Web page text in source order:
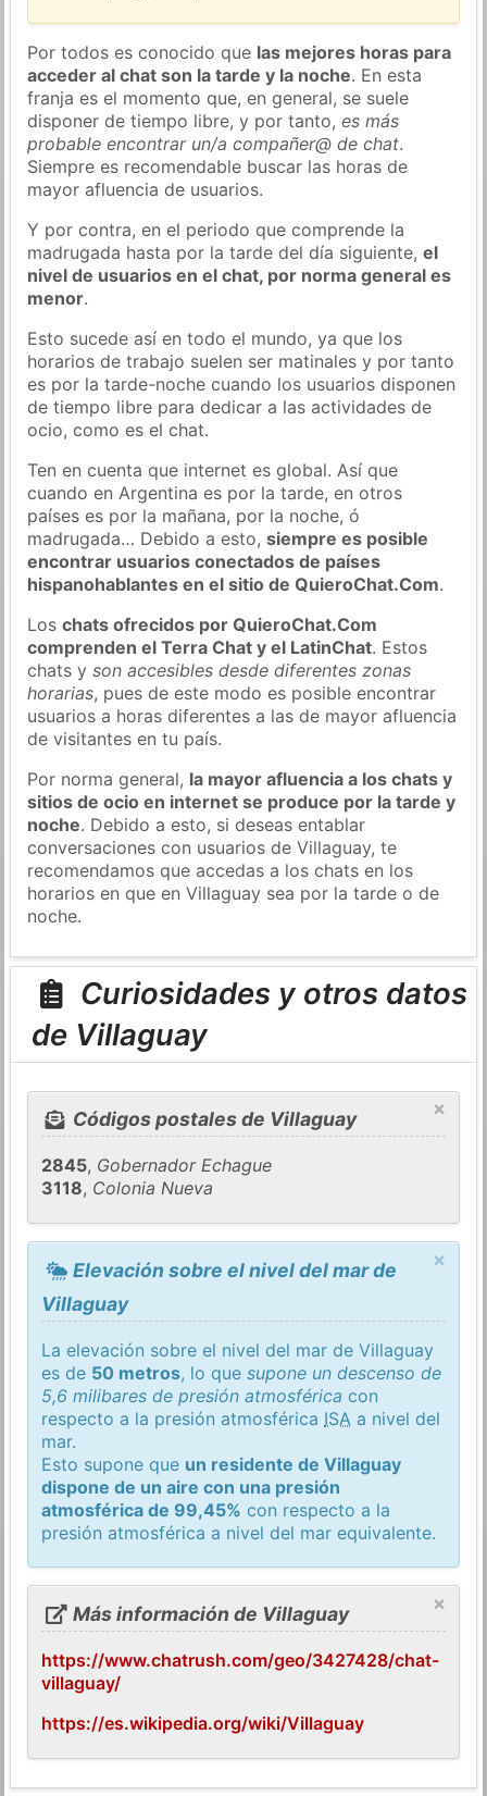
Por todos es conocido que las mejores horas para
acceder al chat son la tarde y la noche. En esta
franja es el momento que, en general, se suele
disponer de tiempo libre, y por tanto,es más
probable encontrar un/a compañer@ de chat.
Siempre es recomendable buscar las horas de
mayor afluencia de usuarios.
Y por contra, en el periodo que comprende la
madrugada hasta por la tarde del día siguiente,el
nivel de usuarios en el chat, por norma general es
menor.
Esto sucede así en todo el mundo, ya que los
horarios de trabajo suelen ser matinales y por tanto
es por la tarde-noche cuando los usuarios disponen
de tiempo libre para dedicar a las actividades de
ocio, como es el chat.
Ten en cuenta que internet es global. Así que
cuando en Argentina es por la tarde, en otros
países es por la mañana, por la noche, ó
madrugada… Debido a esto,siempre es posible
encontrar usuarios conectados de países
hispanohablantes en el sitio de QuieroChat.Com.
Loschats ofrecidos por QuieroChat.Com
comprenden el Terra Chat y el LatinChat. Estos
chats yson accesibles desde diferentes zonas
horarias, pues de este modo es posible encontrar
usuarios a horas diferentes a las de mayor afluencia
de visitantes en tu país.
Por norma general, la mayor afluencia a los chats y
sitios de ocio en internet se produce por la tarde y
noche. Debido a esto, si deseas entablar
conversaciones con usuarios de Villaguay, te
recomendamos que accedas a los chats en los
horarios en que en Villaguay sea por la tarde o de
noche.
Curiosidades y otros datos
de Villaguay
×
Códigos postales de Villaguay
2845, Gobernador Echague
3118, Colonia Nueva
×
Elevación sobre el nivel del mar de
Villaguay
La elevación sobre el nivel del mar de Villaguay
es de 50 metros, lo quesupone un descenso de
5,6 milibares de presión atmosférica con
respecto a la presión atmosférica ISA a nivel del
mar.
Esto supone que un residente de Villaguay
dispone de un aire con una presión
atmosférica de 99,45% con respecto a la
presión atmosférica a nivel del mar equivalente.
×
Más información de Villaguay
https://www.chatrush.com/geo/3427428/chat-
villaguay/
https://es.wikipedia.org/wiki/Villaguay